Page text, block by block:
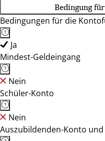
Bedingung
Bedingungen für die
Ja
Mindest-Geldeingang
Nein
Schüler-Konto
Nein
Auszubildenden-Konto